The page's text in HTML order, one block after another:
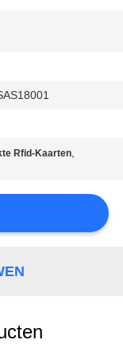
Rfid-Kaarten,